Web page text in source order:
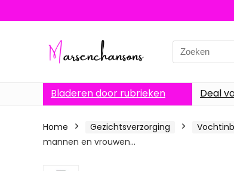
Search
for:
Bladeren door rubrieken Deal
Home Gezichtsverzorging
mannen en vrouwen…